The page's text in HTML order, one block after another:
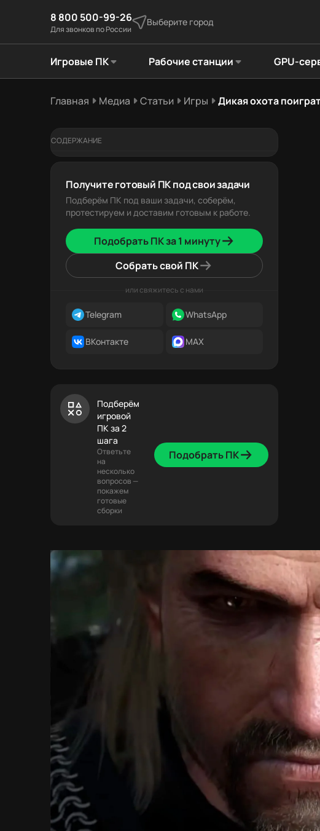
8 800 500-99-26
Для звонков по России
Выберите город
Игровые ПК Рабочие станции GPU-
Главная Медиа Статьи Игры Дикая охота
СОДЕРЖАНИЕ
Получите готовый ПК под свои задачи
Подберём ПК под ваши задачи, соберём,
протестируем и доставим готовым к работе.
Подобрать ПК за 1 минуту
Собрать свой ПК
или свяжитесь с нами
Telegram WhatsApp
ВКонтакте MAX
Подберём
игровой
ПК за 2
шага
Ответьте
на
несколько
вопросов —
покажем
готовые
сборки
Подобрать ПК